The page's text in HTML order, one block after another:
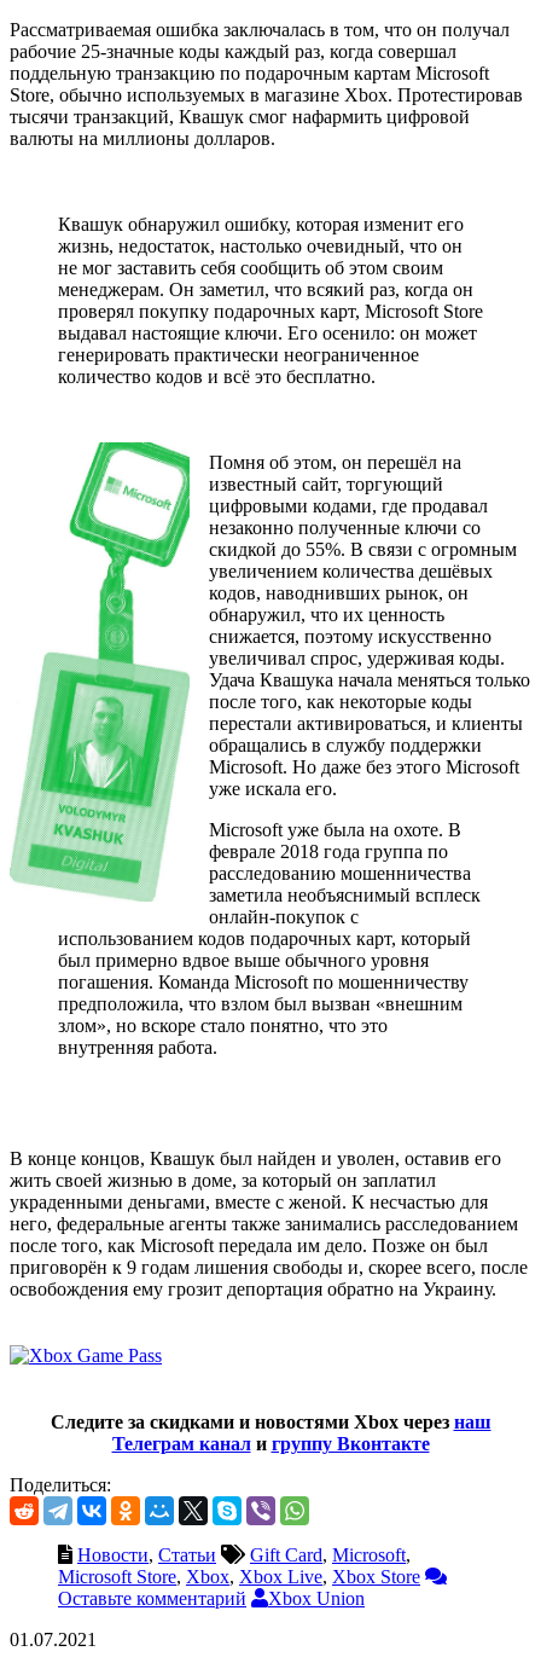
Рассматриваемая ошибка заключалась в том, что он получал
рабочие 25-значные коды каждый раз, когда совершал
поддельную транзакцию по подарочным картам Microsoft
Store, обычно используемых в магазине Xbox. Протестировав
тысячи транзакций, Квашук смог нафармить цифровой
валюты на миллионы долларов.
Квашук обнаружил ошибку, которая изменит его
жизнь, недостаток, настолько очевидный, что он
не мог заставить себя сообщить об этом своим
менеджерам. Он заметил, что всякий раз, когда он
проверял покупку подарочных карт, Microsoft Store
выдавал настоящие ключи. Его осенило: он может
генерировать практически неограниченное
количество кодов и всё это бесплатно.
Помня об этом, он перешёл на
известный сайт, торгующий
цифровыми кодами, где продавал
незаконно полученные ключи со
скидкой до 55%. В связи с огромным
увеличением количества дешёвых
кодов, наводнивших рынок, он
обнаружил, что их ценность
снижается, поэтому искусственно
увеличивал спрос, удерживая коды.
Удача Квашука начала меняться только
после того, как некоторые коды
перестали активироваться, и клиенты
обращались в службу поддержки
Microsoft. Но даже без этого Microsoft
уже искала его.
Microsoft уже была на охоте. В
феврале 2018 года группа по
расследованию мошенничества
заметила необъяснимый всплеск
онлайн-покупок с
использованием кодов подарочных карт, который
был примерно вдвое выше обычного уровня
погашения. Команда Microsoft по мошенничеству
предположила, что взлом был вызван «внешним
злом», но вскоре стало понятно, что это
внутренняя работа.
В конце концов, Квашук был найден и уволен, оставив его
жить своей жизнью в доме, за который он заплатил
украденными деньгами, вместе с женой. К несчастью для
него, федеральные агенты также занимались расследованием
после того, как Microsoft передала им дело. Позже он был
приговорён к 9 годам лишения свободы и, скорее всего, после
освобождения ему грозит депортация обратно на Украину.
Следите за скидками и новостями Xbox через наш
Телеграм канали группу Вконтакте
Поделиться:
Новости, Статьи Gift Card, Microsoft,
Microsoft Store, Xbox, Xbox Live, Xbox Store
Оставьте комментарий
Xbox Union
01.07.2021